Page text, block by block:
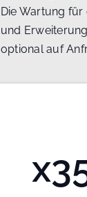
Die Wartung
und
optional auf